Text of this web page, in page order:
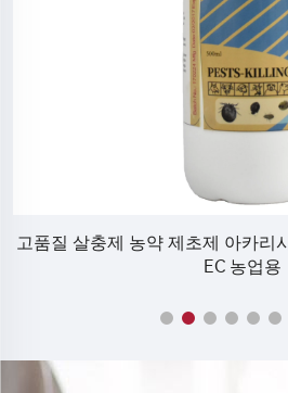
인기 있는 액체 살충제 아바메크틴
바메크틴 ec 공장 가격 CAS